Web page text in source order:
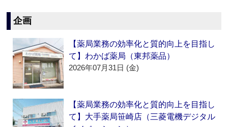
企画
【薬局業務の効率化と質的向上を目指し
て】わかば薬局（東邦薬品）
2026年07月31日 (金)
【薬局業務の効率化と質的向上を目指し
て】大手薬局笹崎店（三菱電機デジタル